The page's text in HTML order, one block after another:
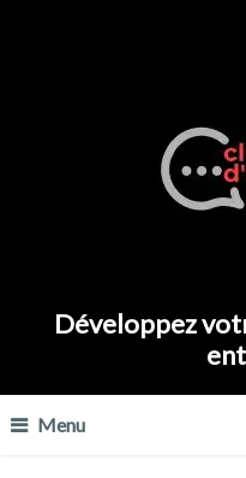
Développez
Menu